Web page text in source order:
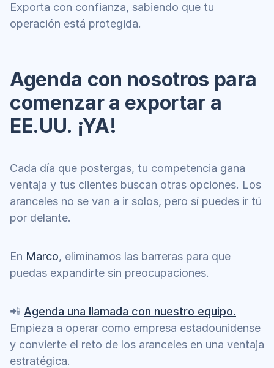
Exporta con confianza, sabiendo que tu
operación está protegida.
Agenda con nosotros para
comenzar a exportar a
EE.UU. ¡YA!
Cada día que postergas, tu competencia gana
ventaja y tus clientes buscan otras opciones. Los
aranceles no se van a ir solos, pero sí puedes ir tú
por delante.
En Marco, eliminamos las barreras para que
puedas expandirte sin preocupaciones.
📲 Agenda una llamada con nuestro equipo.
Empieza a operar como empresa estadounidense
y convierte el reto de los aranceles en una ventaja
estratégica.